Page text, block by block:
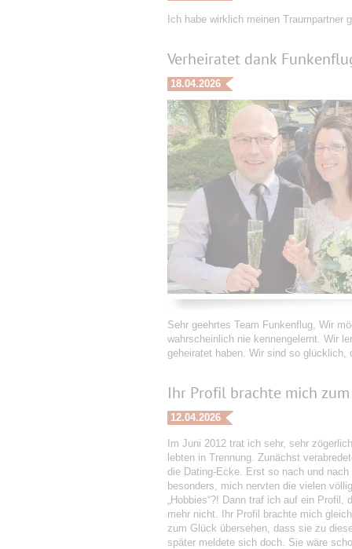
Ich habe wirklich meinen Traumpartner
Verheiratet dank
18.04.2026
Sehr geehrtes Team Funkenflug, Wir
wahrscheinlich nie kennengelernt. Wir
geheiratet haben. Wir sind so
Ihr Profil brachte mich
12.04.2026
Im Juni 2012 trat ich sehr, sehr
lebten in Trennung. Zunächst
die Dating-Ecke. Erst so nach und
besonders, mich nervten die vielen
„Hobbies“?! Dann traf ich auf ein
mehr nicht. Ihr Profil brachte mich
zum Glück übersehen, dass sie zu
später meldete sich doch. Sie wäre